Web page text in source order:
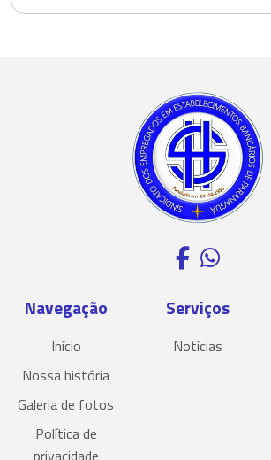
Navegação
Início
Nossa história
Galeria de fotos
Política de
privacidade
Serviços
Notícias